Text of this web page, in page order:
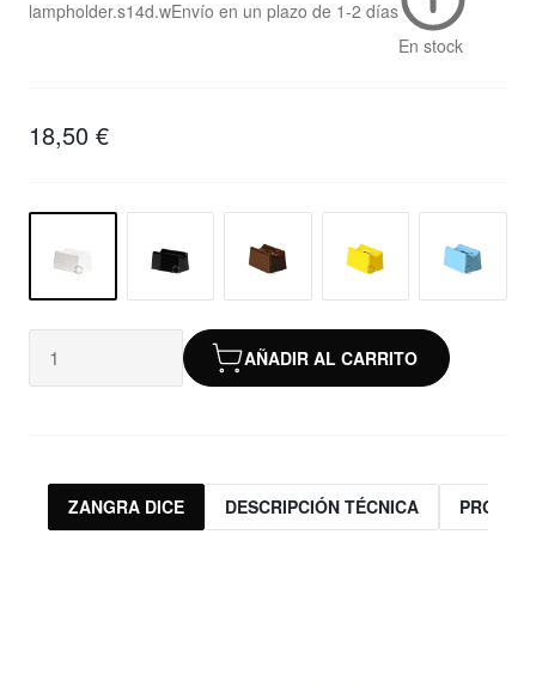
lampholder.s14d.wEnvío en un plazo de 1-2 días
En stock
18,50 €
AÑADIR AL CARRITO
ZANGRA DICE DESCRIPCIÓN TÉCNICA